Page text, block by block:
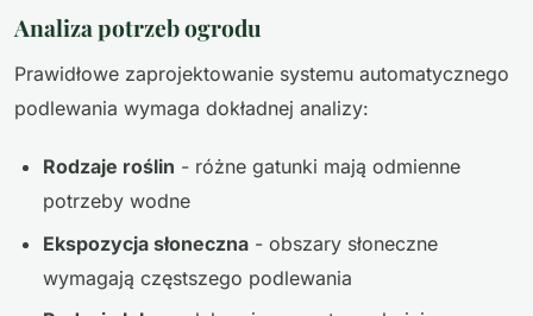
Analiza potrzeb ogrodu
Prawidłowe zaprojektowanie systemu automatycznego
podlewania wymaga dokładnej analizy:
Rodzaje roślin - różne gatunki mają odmienne
potrzeby wodne
Ekspozycja słoneczna - obszary słoneczne
wymagają częstszego podlewania